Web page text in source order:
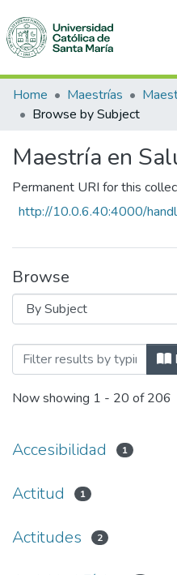
Communities & Collections
All of DSpace
Home Maestrías
Browse by Subject
Maestría en
Permanent URI for this
http://10.0.6.40:4000/
Browse
Browsing
Now showing 1 - 20 of 206
Accesibilidad 1
Actitud 1
Actitudes 2